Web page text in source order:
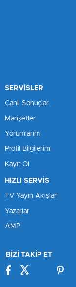
SERVİSLER
Canlı Sonuçlar
Manşetler
Yorumlarım
Profil Bilgilerim
Kayıt Ol
HIZLI SERVİS
TV Yayın Akışları
Yazarlar
AMP
BİZİ TAKİP ET